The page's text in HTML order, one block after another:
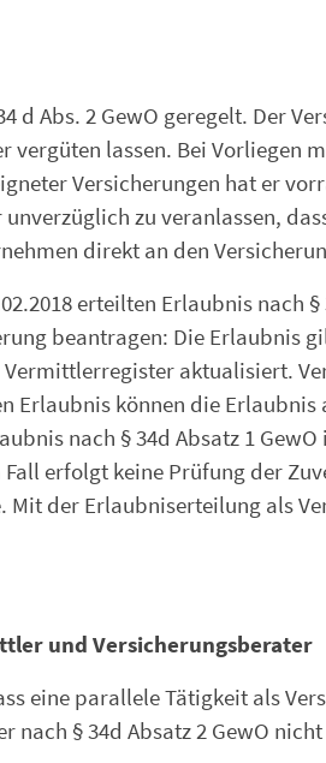
d Abs. 2 GewO geregelt. Der
lassen. Bei Vorliegen
Versicherungen hat er
zu veranlassen,
direkt an den
erteilten Erlaubnis nach §
beantragen: Die Erlaubnis
aktualisiert.
Erlaubnis können die
nach § 34d Absatz 1
erfolgt keine Prüfung der
Mit der Erlaubniserteilung als
und Versicherungsberater
eine parallele Tätigkeit als
nach § 34d Absatz 2 GewO